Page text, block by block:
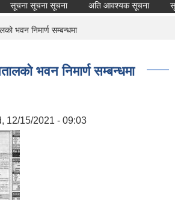
सूचना सूचना सूचना अति आवश्यक सूचना
भवन निमार्ण सम्बन्धमा
भवन निमार्ण सम्बन्धमा
12/15/2021 - 09:03